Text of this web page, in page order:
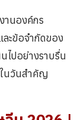
านองค์กร
ละข้อจำกัดของ
ไปอย่างราบรื่น
ในวันสำคัญ